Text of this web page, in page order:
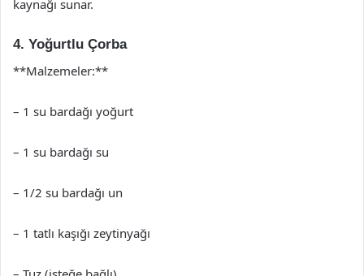
kaynağı sunar.
4. Yoğurtlu Çorba
**Malzemeler:**
– 1 su bardağı yoğurt
– 1 su bardağı su
– 1/2 su bardağı un
– 1 tatlı kaşığı zeytinyağı